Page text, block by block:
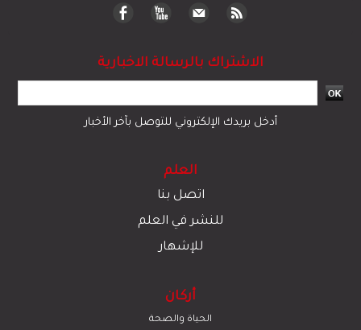
الاشتراك بالرسالة الاخبارية
أدخل بريدك الإلكتروني للتوصل بآخر الأخبار
العلم
اتصل بنا
للنشر في العلم
للإشهار
أركان
الحياة والصحة